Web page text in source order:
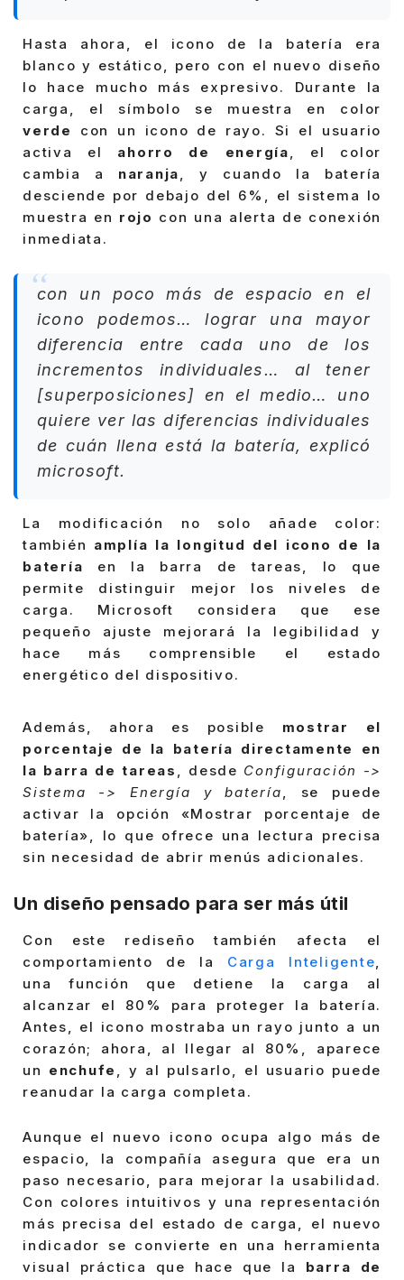
Hasta ahora, el icono de la batería era
blanco y estático, pero con el nuevo diseño
lo hace mucho más expresivo. Durante la
carga, el símbolo se muestra en color
verde
con un icono de rayo. Si el usuario
activa el ahorro de energía, el color
cambia a naranja, y cuando la batería
desciende por debajo del 6%, el sistema lo
muestra en rojo con una alerta de conexión
inmediata.
con un poco más de espacio en el
icono podemos… lograr una mayor
diferencia entre cada uno de los
incrementos individuales… al tener
[superposiciones] en el medio… uno
quiere ver las diferencias individuales
de cuán llena está la batería, explicó
microsoft.
La modificación no solo añade color:
también amplía la longitud del icono de la
batería en la barra de tareas, lo que
permite distinguir mejor los niveles de
carga. Microsoft considera que ese
pequeño ajuste mejorará la legibilidad y
hace más comprensible el estado
energético del dispositivo.
Además, ahora es posible mostrar el
porcentaje de la batería directamente en
la barra de tareas
, desde Configuración ->
Sistema -> Energía y batería , se puede
activar la opción «Mostrar porcentaje de
batería», lo que ofrece una lectura precisa
sin necesidad de abrir menús adicionales.
Un diseño pensado para ser más útil
Con este rediseño también afecta el
comportamiento de la Carga Inteligente,
una función que detiene la carga al
alcanzar el 80% para proteger la batería.
Antes, el icono mostraba un rayo junto a un
corazón; ahora, al llegar al 80%, aparece
un enchufe , y al pulsarlo, el usuario puede
reanudar la carga completa.
Aunque el nuevo icono ocupa algo más de
espacio, la compañía asegura que era un
paso necesario, para mejorar la usabilidad.
Con colores intuitivos y una representación
más precisa del estado de carga, el nuevo
indicador se convierte en una herramienta
visual práctica que hace que la barra de